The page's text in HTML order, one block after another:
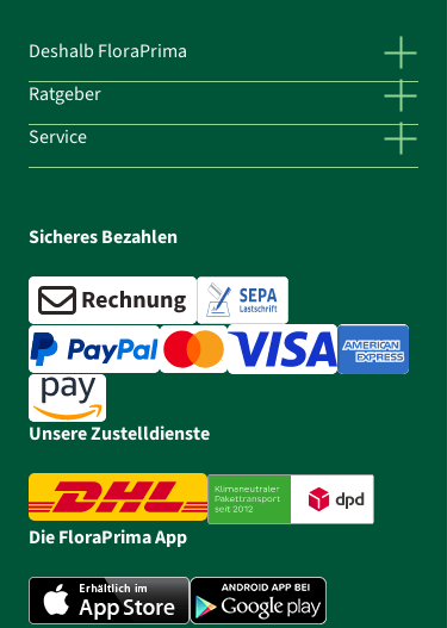
Deshalb FloraPrima
Ratgeber
Service
Sicheres Bezahlen
Unsere Zustelldienste
Die FloraPrima App